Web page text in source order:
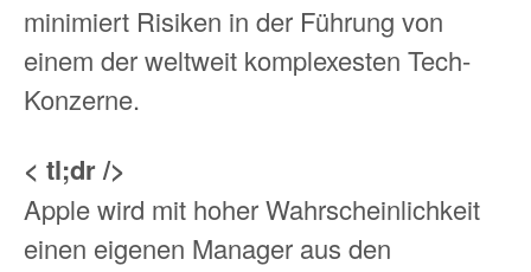
minimiert Risiken in der Führung von
einem der weltweit komplexesten Tech-
Konzerne.
< tl;dr />
Apple wird mit hoher Wahrscheinlichkeit
einen eigenen Manager aus den